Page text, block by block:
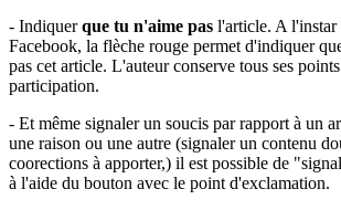
- Indiquerque tu n'aime pas l'article. A l'instar
Facebook, la flèche rouge permet d'indiquer
pas cet article. L'auteur conserve tous ses
participation.
- Et même signaler un soucis par rapport à un
une raison ou une autre (signaler un contenu
coorections à apporter,) il est possible de
à l'aide du bouton avec le point d'exclamation.